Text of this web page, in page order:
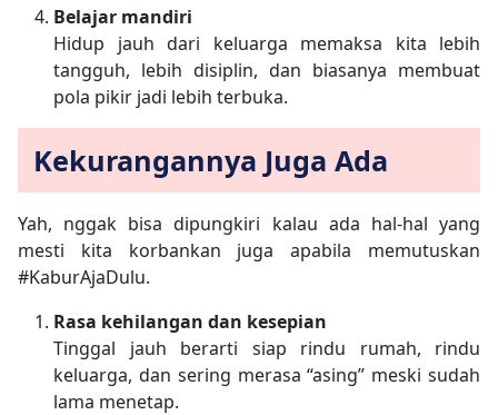
Belajar mandiri
Hidup jauh dari keluarga memaksa kita lebih
tangguh, lebih disiplin, dan biasanya membuat
pola pikir jadi lebih terbuka.
Kekurangannya Juga Ada
Yah, nggak bisa dipungkiri kalau ada hal-hal yang
mesti kita korbankan juga apabila memutuskan
#KaburAjaDulu.
Rasa kehilangan dan kesepian
Tinggal jauh berarti siap rindu rumah, rindu
keluarga, dan sering merasa “asing” meski sudah
lama menetap.